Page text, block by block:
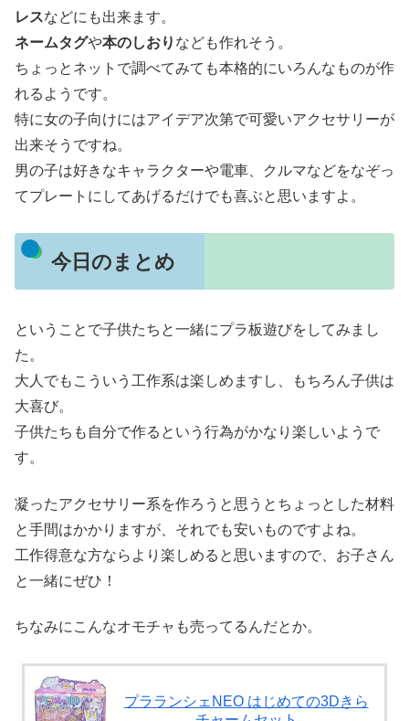
レスなどにも出来ます。
ネームタグや本のしおり なども作れそう。
ちょっとネットで調べてみても本格的にいろんなものが作
れるようです。
特に女の子向けにはアイデア次第で可愛いアクセサリーが
出来そうですね。
男の子は好きなキャラクターや電車、クルマなどをなぞっ
てプレートにしてあげるだけでも喜ぶと思いますよ。
今日のまとめ
ということで子供たちと一緒にプラ板遊びをしてみまし
た。
大人でもこういう工作系は楽しめますし、もちろん子供は
大喜び。
子供たちも自分で作るという行為がかなり楽しいようで
す。
凝ったアクセサリー系を作ろうと思うとちょっとした材料
と手間はかかりますが、それでも安いものですよね。
工作得意な方ならより楽しめると思いますので、お子さん
と一緒にぜひ！
ちなみにこんなオモチャも売ってるんだとか。
プラランシェNEO はじめての3Dきら